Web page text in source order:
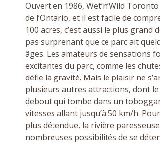
Ouvert en 1986, Wet’n’Wild
de l’Ontario, et il est facile de
100 acres, c’est aussi le plus grand
pas surprenant que ce parc ait
âges. Les amateurs de sensations
excitantes du parc, comme les
défie la gravité. Mais le plaisir ne
plusieurs autres attractions, dont le
debout qui tombe dans un
vitesses allant jusqu’à 50 km/​h.
plus détendue, la rivière
nombreuses possibilités de se